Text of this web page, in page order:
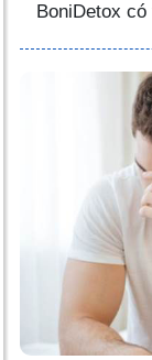
BoniDetox